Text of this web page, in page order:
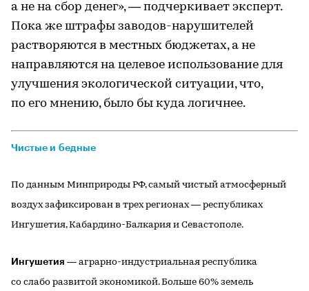
а не на сбор денег», — подчеркивает эксперт.
Пока же штрафы заводов-нарушителей
растворяются в местных бюджетах, а не
направляются на целевое использование для
улучшения экологической ситуации, что,
по его мнению, было бы куда логичнее.
Чистые и бедные
По данным Минприроды РФ, самый чистый атмосферный
воздух зафиксирован в трех регионах — республиках
Ингушетия, Кабардино-Балкария и Севастополе.
Ингушетия — аграрно-индустриальная республика
со слабо развитой экономикой. Больше 60% земель